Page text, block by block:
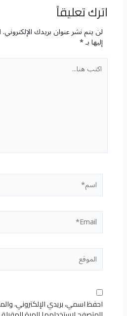
اترك تعليقاً
لن يتم نشر عنوان بريدك الإلكتروني.
إليها بـ*
اكتب
هنا...
Email*
الموقع
احفظ اسمي، بريدي الإلكتروني،